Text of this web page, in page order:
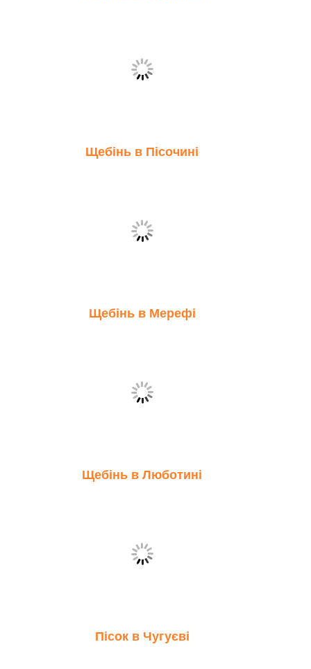
Щебінь в Пісочині
Щебінь в Мерефі
Щебінь в Люботині
Пісок в Чугуєві